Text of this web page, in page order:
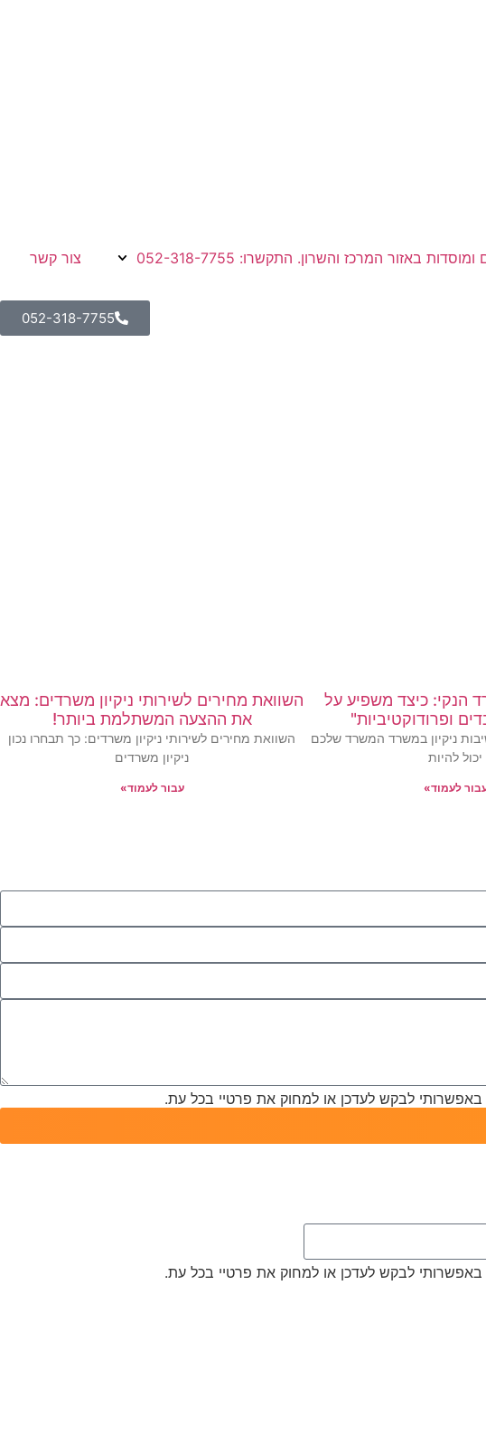
צור קשר
052-318-7755
הנקי: כיצד משפיע על
ופרודוקטיביות"
ניקיון במשרד המשרד שלכם
יכול להיות
לעמוד»
השוואת מחירים לשירותי ניקיון משרדים: מצא
את ההצעה המשתלמת ביותר!
השוואת מחירים לשירותי ניקיון משרדים: כך תבחרו נכון
ניקיון משרדים
עבור לעמוד»
באפשרותי לבקש לעדכן או למחוק את פרטיי בכל עת.
באפשרותי לבקש לעדכן או למחוק את פרטיי בכל עת.